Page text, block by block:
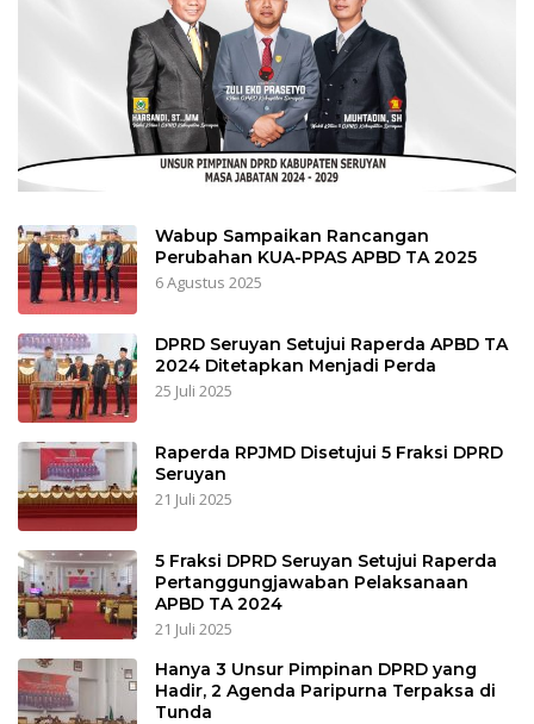
Wabup Sampaikan Rancangan
Perubahan KUA-PPAS APBD TA 2025
6 Agustus 2025
DPRD Seruyan Setujui Raperda APBD TA
2024 Ditetapkan Menjadi Perda
25 Juli 2025
Raperda RPJMD Disetujui 5 Fraksi DPRD
Seruyan
21 Juli 2025
5 Fraksi DPRD Seruyan Setujui Raperda
Pertanggungjawaban Pelaksanaan
APBD TA 2024
21 Juli 2025
Hanya 3 Unsur Pimpinan DPRD yang
Hadir, 2 Agenda Paripurna Terpaksa di
Tunda